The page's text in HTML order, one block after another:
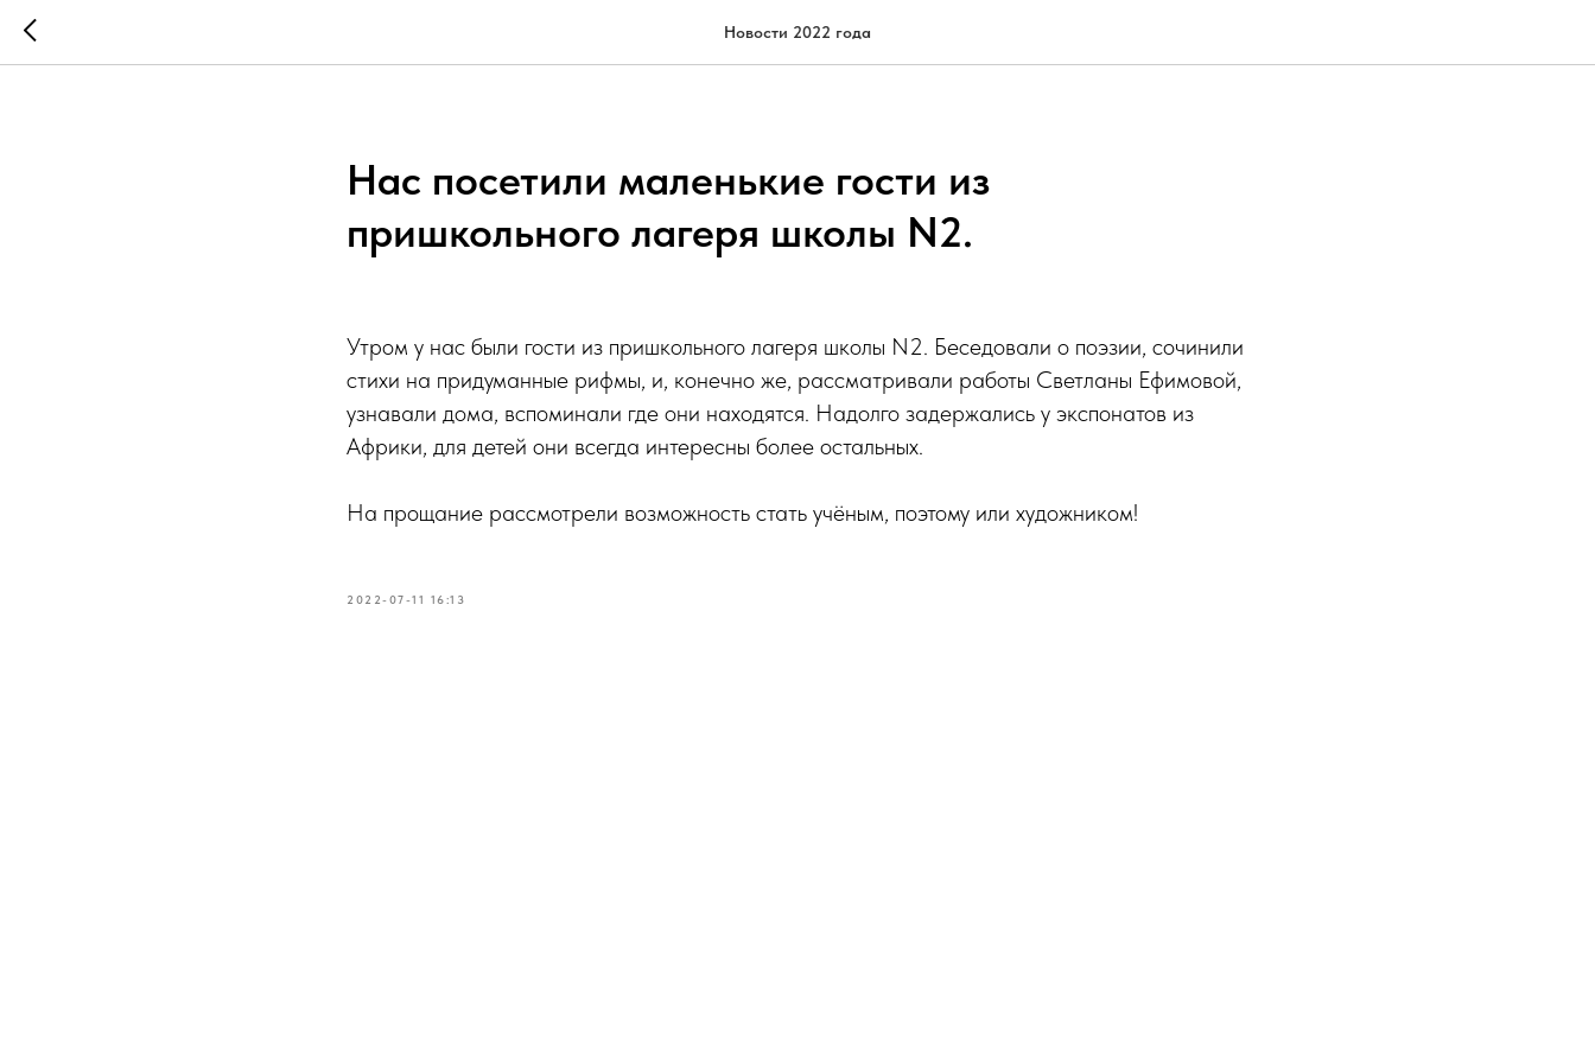
Новости 2022 года
Нас посетили маленькие гости из
пришкольного лагеря школы N2.
Утром у нас были гости из пришкольного лагеря школы N2. Беседовали о поэзии, сочинили
стихи на придуманные рифмы, и, конечно же, рассматривали работы Светланы Ефимовой,
узнавали дома, вспоминали где они находятся. Надолго задержались у экспонатов из
Африки, для детей они всегда интересны более остальных.
На прощание рассмотрели возможность стать учёным, поэтому или художником!
2022-07-11 16:13